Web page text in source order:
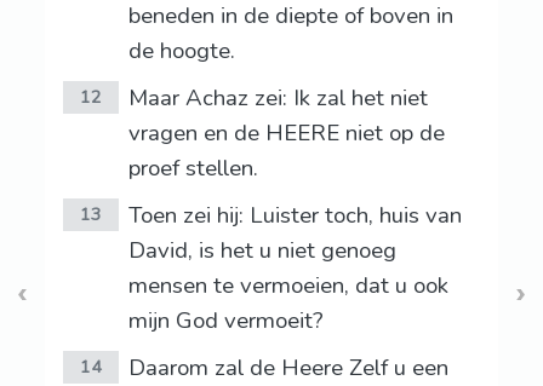
beneden in de diepte of boven in
de hoogte.
12
Maar Achaz zei: Ik zal het niet
vragen en de HEERE niet op de
proef stellen.
13
Toen zei hij: Luister toch, huis van
David, is het u niet genoeg
mensen te vermoeien, dat u ook
mijn God vermoeit?
14
Daarom zal de Heere Zelf u een